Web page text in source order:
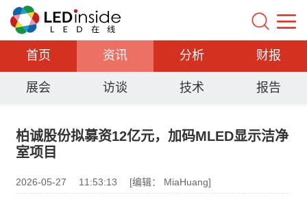
首页 资讯 分析 财报
展会 访谈 技术 报告
柏诚股份拟募资12亿元，加码MLED显示洁净
室项目
2026-05-27 11:53:13 [编辑： MiaHuang]